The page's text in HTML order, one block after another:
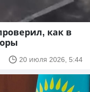
как в
20 июля 2026, 5:44